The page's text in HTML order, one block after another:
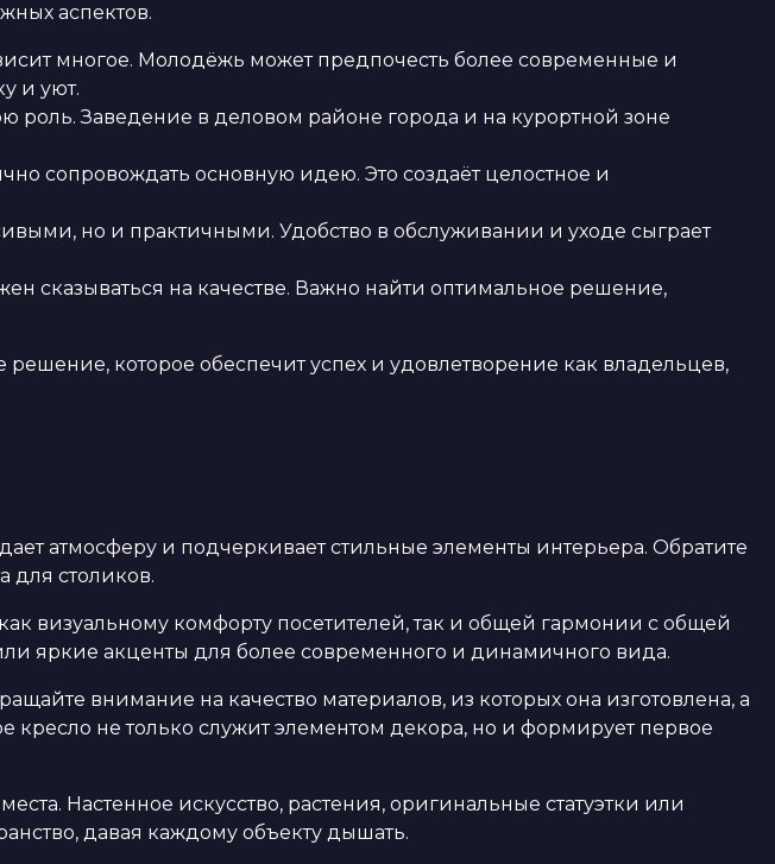
аспектов.
многое. Молодёжь может предпочесть более современные и
и уют.
роль. Заведение в деловом районе города и на курортной зоне
сопровождать основную идею. Это создаёт целостное и
но и практичными. Удобство в обслуживании и уходе сыграет
сказываться на качестве. Важно найти оптимальное решение,
которое обеспечит успех и удовлетворение как владельцев,
атмосферу и подчеркивает стильные элементы интерьера. Обратите
для столиков.
визуальному комфорту посетителей, так и общей гармонии с общей
яркие акценты для более современного и динамичного вида.
внимание на качество материалов, из которых она изготовлена, а
кресло не только служит элементом декора, но и формирует первое
Настенное искусство, растения, оригинальные статуэтки или
давая каждому объекту дышать.